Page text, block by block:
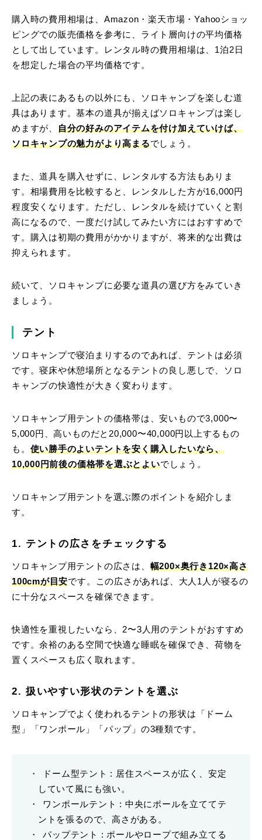
購入時の費用相場は、Amazon・楽天市場・Yahooショッ
ピングでの販売価格を参考に、ライト層向けの平均価格
として出しています。レンタル時の費用相場は、1泊2日
を想定した場合の平均価格です。
上記の表にあるもの以外にも、ソロキャンプを楽しむ道
具はあります。基本の道具が揃えばソロキャンプは楽し
めますが、 自分の好みのアイテムを付け加えていけば、
ソロキャンプの魅力がより高まるでしょう。
また、道具を購入せずに、レンタルする方法もありま
す。相場費用を比較すると、レンタルした方が16,000円
程度安くなります。ただし、レンタルを続けていくと割
高になるので、一度だけ試してみたい方にはおすすめで
す。購入は初期の費用がかかりますが、将来的な出費は
抑えられます。
続いて、ソロキャンプに必要な道具の選び方をみていき
ましょう。
テント
ソロキャンプで寝泊まりするのであれば、テントは必須
です。寝床や休憩場所となるテントの良し悪しで、ソロ
キャンプの快適性が大きく変わります。
ソロキャンプ用テントの価格帯は、安いもので3,000〜
5,000円、高いものだと20,000〜40,000円以上するもの
も。 使い勝手のよいテントを安く購入したいなら、
10,000円前後の価格帯を選ぶとよいでしょう。
ソロキャンプ用テントを選ぶ際のポイントを紹介しま
す。
1. テントの広さをチェックする
ソロキャンプ用テントの広さは、 幅200×奥行き120×高さ
100cmが目安です。この広さがあれば、大人1人が寝るの
に十分なスペースを確保できます。
快適性を重視したいなら、2〜3人用のテントがおすすめ
です。余裕のある空間で快適な睡眠を確保でき、荷物を
置くスペースも広く取れます。
2. 扱いやすい形状のテントを選ぶ
ソロキャンプでよく使われるテントの形状は「ドーム
型」「ワンポール」「パップ」の3種類です。
ドーム型テント : 居住スペースが広く、安定
していて風にも強い。
ワンポールテント : 中央にポールを立ててテ
ントを張るので、高さがある。
パップテント : ポールやロープで組み立てる